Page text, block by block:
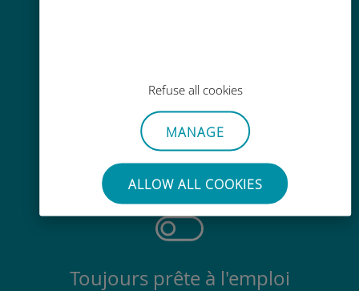
Refuse all cookies
MANAGE
ALLOW ALL COOKIES
Sans effort
Pas besoin de retirer votre carte
SIM existante
Toujours prête à l'emploi